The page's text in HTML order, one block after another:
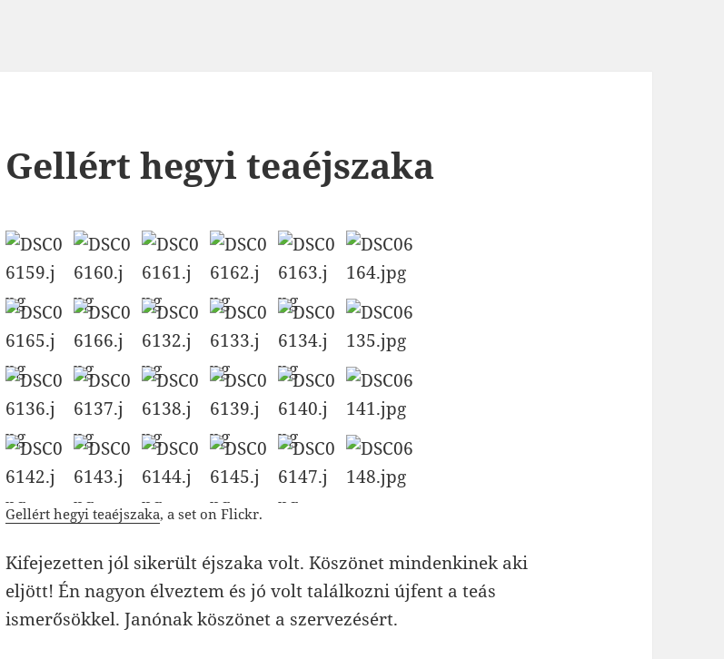
Gellért hegyi teaéjszaka
Gellért hegyi teaéjszaka, a set on Flickr.
Kifejezetten jól sikerült éjszaka volt. Köszönet mindenkinek aki
eljött! Én nagyon élveztem és jó volt találkozni újfent a teás
ismerősökkel. Janónak köszönet a szervezésért.